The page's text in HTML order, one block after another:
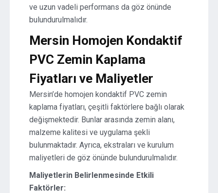
ve uzun vadeli performans da göz önünde
bulundurulmalıdır.
Mersin Homojen Kondaktif
PVC Zemin Kaplama
Fiyatları ve Maliyetler
Mersin’de homojen kondaktif PVC zemin
kaplama fiyatları, çeşitli faktörlere bağlı olarak
değişmektedir. Bunlar arasında zemin alanı,
malzeme kalitesi ve uygulama şekli
bulunmaktadır. Ayrıca, ekstraları ve kurulum
maliyetleri de göz önünde bulundurulmalıdır.
Maliyetlerin Belirlenmesinde Etkili
Faktörler: